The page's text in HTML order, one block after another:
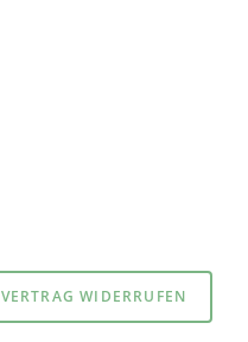
VERTRAG WIDERRUFEN